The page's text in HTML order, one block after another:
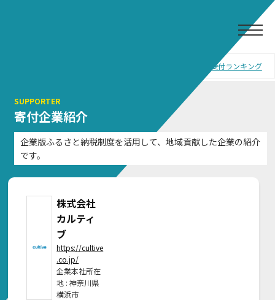
寄付受付ランキング
SUPPORTER
寄付企業紹介
企業版ふるさと納税制度を活用して、地域貢献した企業の紹介
です。
株式会社
カルティ
ブ
https://cultive
.co.jp/
企業本社所在
地 :神奈川県
横浜市